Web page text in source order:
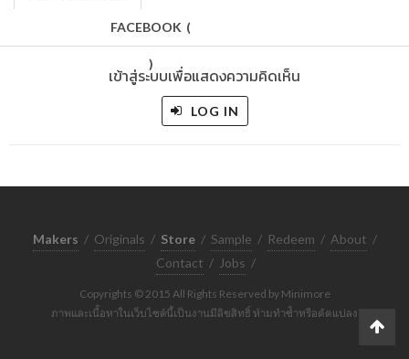
FACEBOOK (
)
เข้าสู่ระบบเพื่อแสดงความคิดเห็น
LOG IN
Makers / Originals / Store / Sample / Redeem / About /
Contact / Jobs /
Copyrights © 2015 All Rights Reserved by Minimore
ภาพและเนื้อหาในเว็บไซต์นี้เป็นงานมีลิขสิทธิ์ ห้ามทำซ้ำหรือดัดแปลง